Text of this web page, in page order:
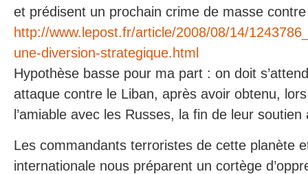
et prédisent un prochain crime de masse contre
http://www.lepost.fr/article/2008/08/14/
une-diversion-strategique.html
Hypothèse basse pour ma part : on doit
attaque contre le Liban, après avoir obtenu,
l’amiable avec les Russes, la fin de leur soutien
Les commandants terroristes de cette planète
internationale nous préparent un cortège